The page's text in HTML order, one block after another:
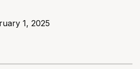
1, 2025